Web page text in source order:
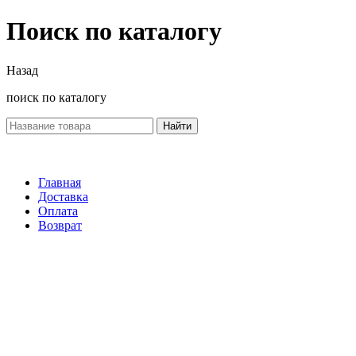
Поиск по каталогу
Назад
поиск по каталогу
Найти
Главная
Доставка
Оплата
Возврат